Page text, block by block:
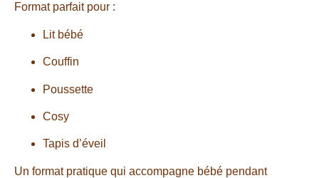
Format parfait pour :
Lit bébé
Couffin
Poussette
Cosy
Tapis d’éveil
Un format pratique qui accompagne bébé pendant